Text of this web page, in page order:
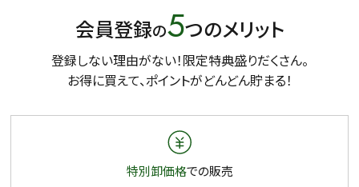
検索
会員登録の5つのメリット
登録しない理由がない！限定特典盛りだくさん。
お得に買えて、ポイントがどんどん貯まる！
特別卸価格での販売